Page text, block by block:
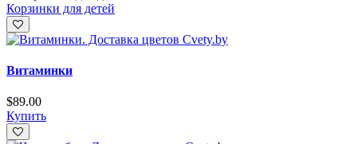
Корзинки для детей
Витаминки
$89.00
Купить